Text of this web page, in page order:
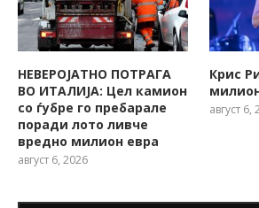
НЕВЕРОЈАТНО ПОТРАГА
ВО ИТАЛИЈА: Цел камион
со ѓубре го пребарале
поради лото ливче
вредно милион евра
август 6, 2026
Крис
август 6,